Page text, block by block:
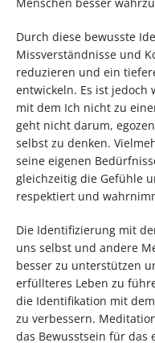
Durch diese bewusste
Missverständnisse und
reduzieren und ein
entwickeln. Es ist jedoch
mit dem Ich nicht zu
geht nicht darum,
selbst zu denken.
seine eigenen
gleichzeitig die Gefühle
respektiert und
Die Identifizierung mit
uns selbst und andere
besser zu unterstützen
erfüllteres Leben zu
die Identifikation mit
zu verbessern.
das Bewusstsein für das